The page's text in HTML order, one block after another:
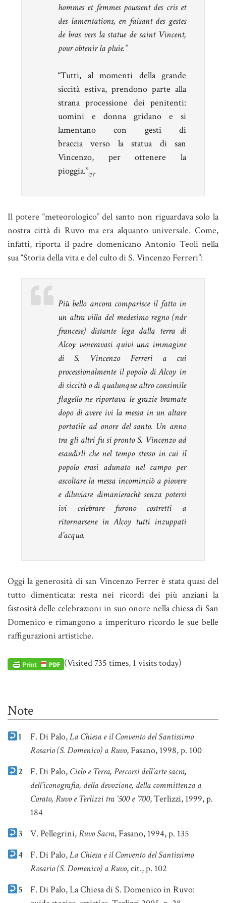
hommes et femmes poussent des cris et
des lamentations, en faisant des gestes
de bras vers la statue de saint Vincent,
pour obtenir la pluie.”
“Tutti, al momenti della grande
siccità estiva, prendono parte alla
strana processione dei penitenti:
uomini e donna gridano e si
lamentano con gesti di
braccia verso la statua di san
Vincenzo, per ottenere la
pioggia.”(7).
Il potere “meteorologico” del santo non riguardava solo la
nostra città di Ruvo ma era alquanto universale. Come,
infatti, riporta il padre domenicano Antonio Teoli nella
sua “Storia della vita e del culto di S. Vincenzo Ferreri”:
Più bello ancora comparisce il fatto in
un altra villa del medesimo regno (ndr
francese) distante lega dalla terra di
Alcoy veneravasi quivi una immagine
di S. Vincenzo Ferreri a cui
processionalmente il popolo di Alcoy in
di siccità o di qualunque altro consimile
flagello ne riportava le grazie bramate
dopo di avere ivi la messa in un altare
portatile ad onore del santo. Un anno
tra gli altri fu si pronto S. Vincenzo ad
esaudirli che nel tempo stesso in cui il
popolo erasi adunato nel campo per
ascoltare la messa incominciò a piovere
e diluviare dimanierachè senza potersi
ivi celebrare furono costretti a
ritornarsene in Alcoy tutti inzuppati
d’acqua.
Oggi la generosità di san Vincenzo Ferrer è stata quasi del
tutto dimenticata: resta nei ricordi dei più anziani la
fastosità delle celebrazioni in suo onore nella chiesa di San
Domenico e rimangono a imperituro ricordo le sue belle
raffigurazioni artistiche.
(Visited 735 times, 1 visits today)
Note
1 F. Di Palo,La Chiesa e il Convento del Santissimo
Rosario (S. Domenico) a Ruvo, Fasano, 1998, p. 100
2
F. Di Palo, Cielo e Terra, Percorsi dell’arte sacra,
dell’iconografia, della devozione, della committenza a
Corato, Ruvo e Terlizzi tra ‘500 e ‘700, Terlizzi, 1999, p.
184
3
V. Pellegrini,Ruvo Sacra, Fasano, 1994, p. 135
4
F. Di Palo,La Chiesa e il Convento del Santissimo
Rosario (S. Domenico) a Ruvo, cit., p. 102
5
F. Di Palo, La Chiesa di S. Domenico in Ruvo: